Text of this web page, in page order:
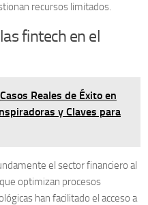
recursos limitados.
fintech en el
Casos Reales de Éxito en
y Claves para
el sector financiero al
optimizan procesos
han facilitado el acceso a